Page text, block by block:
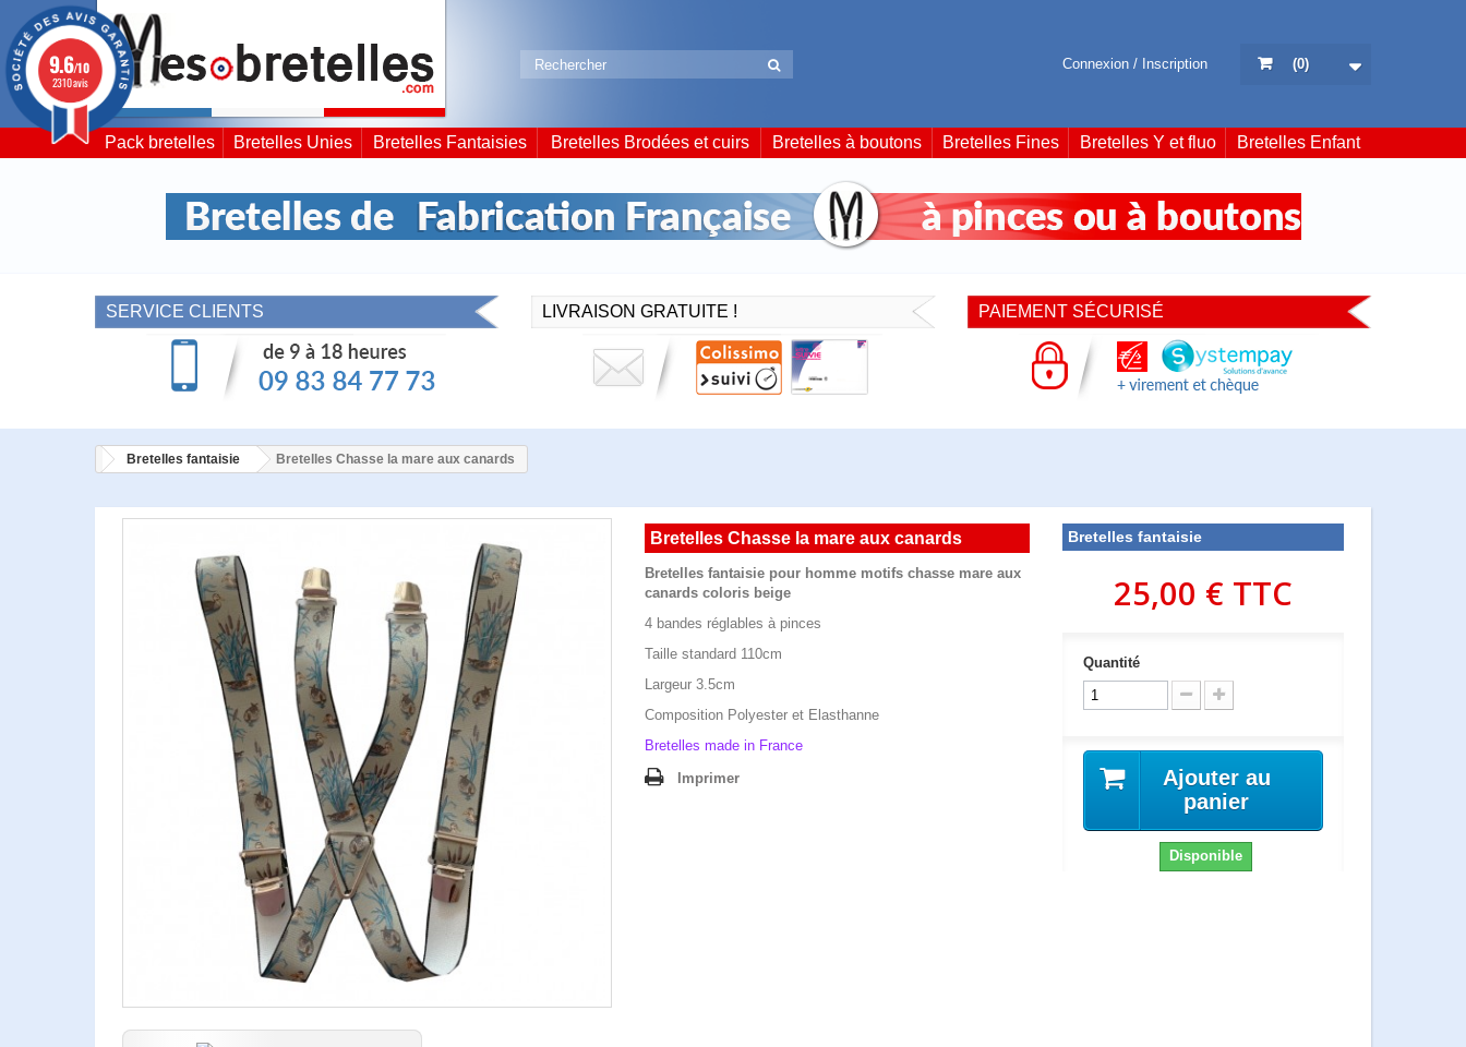
Connexion / Inscription (0)
Pack bretelles Bretelles Unies Bretelles Fantaisies Bretelles Brodées et cuirs Bretelles à boutons Bretelles Fines Bretelles Y et fluo Bretelles Enfant
SERVICE CLIENTS LIVRAISON GRATUITE ! PAIEMENT SÉCURISÉ
Bretelles fantaisie Bretelles Chasse la mare aux canards
Bretelles Chasse la mare aux canards
Bretelles fantaisie pour homme motifs chasse mare aux
canards coloris beige
4 bandes réglables à pinces
Taille standard 110cm
Largeur 3.5cm
Composition Polyester et Elasthanne
Bretelles made in France
Imprimer
Bretelles fantaisie
25,00 € TTC
Quantité
Ajouter au
panier
Disponible
9.6/10
2310 avis